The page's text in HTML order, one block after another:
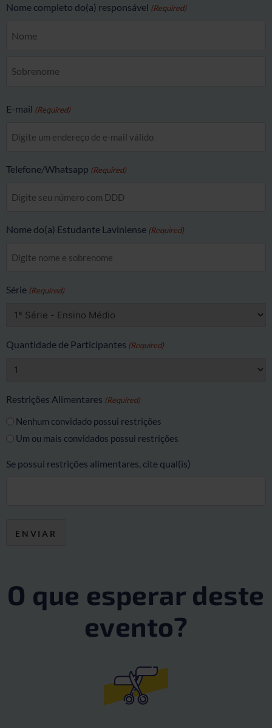
Nome completo do(a) responsável (Required)
E-mail (Required)
Telefone/Whatsapp (Required)
Nome do(a) Estudante Laviniense (Required)
Série (Required)
Quantidade de Participantes (Required)
Restrições Alimentares (Required)
Nenhum convidado possui restrições
Um ou mais convidados possui restrições
Se possui restrições alimentares, cite qual(is)
O que esperar deste
evento?